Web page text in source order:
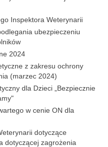
Inspektora Weterynarii
ubezpieczeniu
2024
z zakresu ochrony
(marzec 2024)
dla Dzieci „Bezpiecznie
w cenie ON dla
dotyczące
dotyczącej zagrożenia